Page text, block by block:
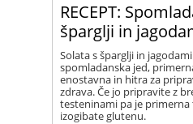
RECEPT:
šparglji in
Solata s šparglji in
spomladanska jed,
enostavna in hitra za
zdrava. Če jo pripravite z
testeninami pa je primerna
izogibate glutenu.